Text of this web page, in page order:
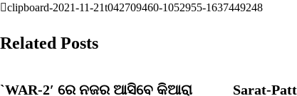
Post
navigation
clipboard-2021-11-21t042709460-1052955-1637449248
Related Posts
`WAR-2′ ରେ ନଜର ଆସିବେ କିଆରା Sarat-